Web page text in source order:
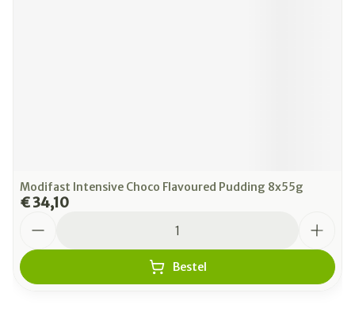
Modifast Intensive Choco Flavoured Pudding 8x55g
€ 34,10
Bestel